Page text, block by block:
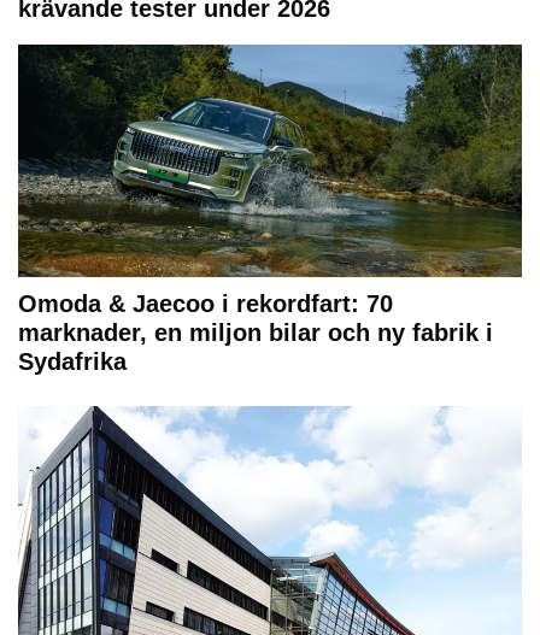
krävande tester under 2026
Omoda & Jaecoo i rekordfart: 70
marknader, en miljon bilar och ny fabrik i
Sydafrika